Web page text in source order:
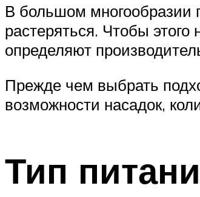
В большом многообразии
растеряться. Чтобы
определяют
Прежде чем выбрать
возможности насадок,
Тип